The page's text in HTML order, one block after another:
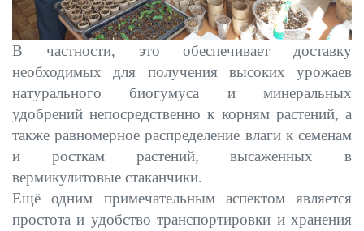
В частности, это обеспечивает доставку
необходимых для получения высоких урожаев
натурального биогумуса и минеральных
удобрений непосредственно к корням растений, а
также равномерное распределение влаги к семенам
и росткам растений, высаженных в
вермикулитовые стаканчики.
Ещё одним примечательным аспектом является
простота и удобство транспортировки и хранения